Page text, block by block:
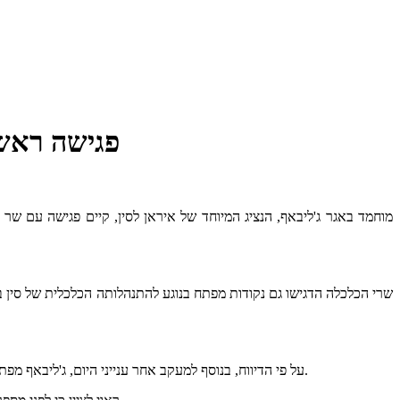
פגישה
מוחמד באגר ג'ליבאף, הנציג המיוחד של איראן לסין, קיים פגישה עם
שרי הכלכלה הדגישו גם נקודות מפתח בנוגע להתנהלותה הכלכלית של סין
על פי הדיווח, בנוסף למעקב אחר ענייני היום, ג'ליבאף מפתח אסטרטגיה איראנית חדשה לשיפור היחסים והמעורבות בנושאים אזוריים ובינלאומיים, תוך הצגת גישה איראנית חדשה כלפי סין כשותפה אסטרטגית.